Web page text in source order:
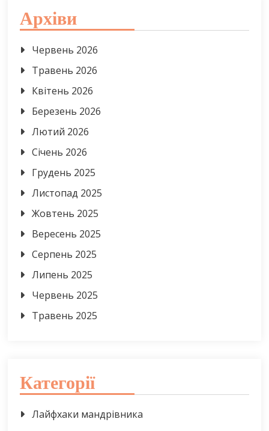
Архіви
Червень 2026
Травень 2026
Квітень 2026
Березень 2026
Лютий 2026
Січень 2026
Грудень 2025
Листопад 2025
Жовтень 2025
Вересень 2025
Серпень 2025
Липень 2025
Червень 2025
Травень 2025
Категорії
Лайфхаки мандрівника